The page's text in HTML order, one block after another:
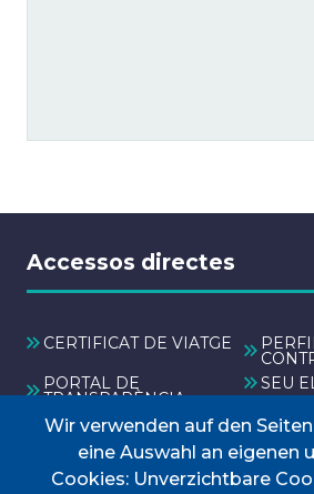
Accessos directes
CERTIFICAT DE VIATGE
PORTAL DE
TRANSPARÈNCIA
SEU
TAULER D'ANUNCIS
Menú
Wir verwenden auf den
eine Auswahl an eigenen
Cookies: Unverzichtbare